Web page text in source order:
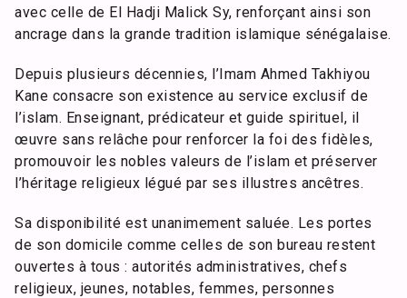
avec celle de El Hadji Malick Sy, renforçant ainsi son
ancrage dans la grande tradition islamique sénégalaise.
Depuis plusieurs décennies, l’Imam Ahmed Takhiyou
Kane consacre son existence au service exclusif de
l’islam. Enseignant, prédicateur et guide spirituel, il
œuvre sans relâche pour renforcer la foi des fidèles,
promouvoir les nobles valeurs de l’islam et préserver
l’héritage religieux légué par ses illustres ancêtres.
Sa disponibilité est unanimement saluée. Les portes
de son domicile comme celles de son bureau restent
ouvertes à tous : autorités administratives, chefs
religieux, jeunes, notables, femmes, personnes